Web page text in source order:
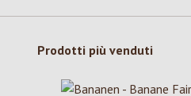
Salta la galleria dei prodotti
Prodotti più venduti